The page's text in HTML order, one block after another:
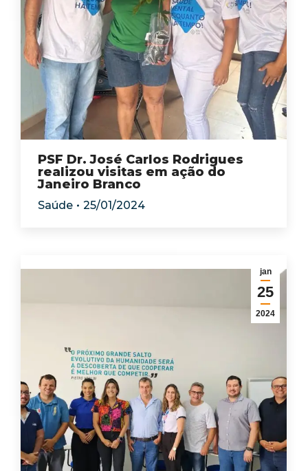
PSF Dr. José Carlos Rodrigues
realizou visitas em ação do
Janeiro Branco
Saúde 25/01/2024
jan
25
2024